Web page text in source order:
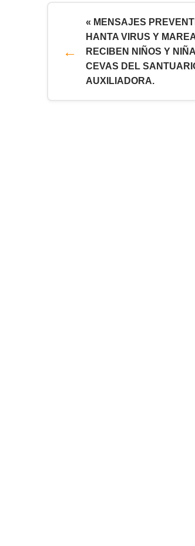
« MENSAJES
HANTA VIRUS Y
RECIBEN NIÑOS Y
CEVAS DEL
AUXILIADORA.